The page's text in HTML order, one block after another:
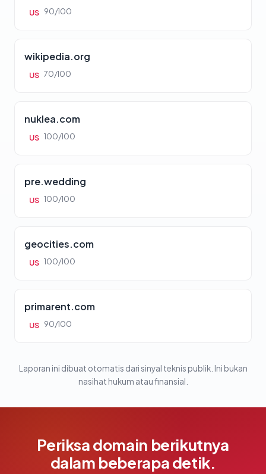
US 90/100
wikipedia.org
US 70/100
nuklea.com
US 100/100
pre.wedding
US 100/100
geocities.com
US 100/100
primarent.com
US 90/100
Laporan ini dibuat otomatis dari sinyal teknis publik. Ini bukan
nasihat hukum atau finansial.
Periksa domain berikutnya
dalam beberapa detik.